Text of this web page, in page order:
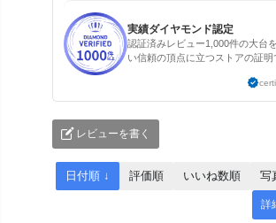
実績ダイヤモンド認定
認証済みレビュー1,000件の大台
い信頼の頂点に立つストアの証明
レビューを書く
詳
日付順 ↓ 評価順 いいね数順 写